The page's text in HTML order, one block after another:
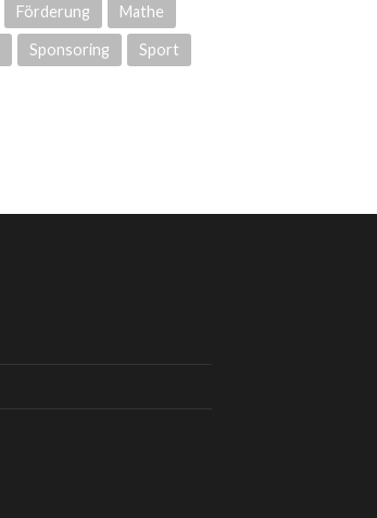
Förderung Mathe
Sponsoring Sport